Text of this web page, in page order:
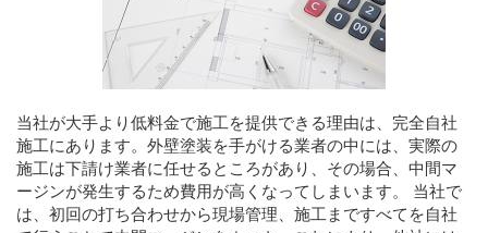
当社が大手より低料金で施工を提供できる理由は、完全自社
施工にあります。外壁塗装を手がける業者の中には、実際の
施工は下請け業者に任せるところがあり、その場合、中間マ
ージンが発生するため費用が高くなってしまいます。 当社で
は、初回の打ち合わせから現場管理、施工まですべてを自社